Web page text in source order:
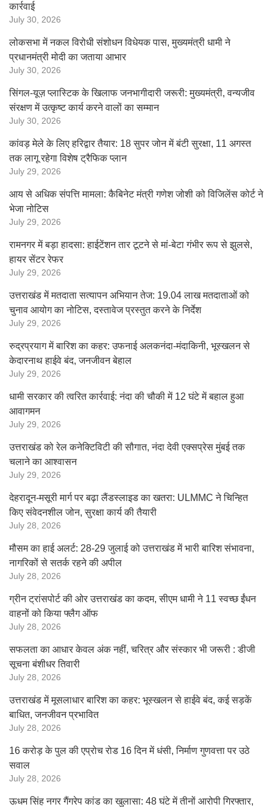
कार्रवाई
July 30, 2026
लोकसभा में नकल विरोधी संशोधन विधेयक पास, मुख्यमंत्री धामी ने
प्रधानमंत्री मोदी का जताया आभार
July 30, 2026
सिंगल-यूज़ प्लास्टिक के खिलाफ जनभागीदारी जरूरी: मुख्यमंत्री, वन्यजीव
संरक्षण में उत्कृष्ट कार्य करने वालों का सम्मान
July 30, 2026
कांवड़ मेले के लिए हरिद्वार तैयार: 18 सुपर जोन में बंटी सुरक्षा, 11 अगस्त
तक लागू रहेगा विशेष ट्रैफिक प्लान
July 29, 2026
आय से अधिक संपत्ति मामला: कैबिनेट मंत्री गणेश जोशी को विजिलेंस कोर्ट ने
भेजा नोटिस
July 29, 2026
रामनगर में बड़ा हादसा: हाईटेंशन तार टूटने से मां-बेटा गंभीर रूप से झुलसे,
हायर सेंटर रेफर
July 29, 2026
उत्तराखंड में मतदाता सत्यापन अभियान तेज: 19.04 लाख मतदाताओं को
चुनाव आयोग का नोटिस, दस्तावेज प्रस्तुत करने के निर्देश
July 29, 2026
रुद्रप्रयाग में बारिश का कहर: उफनाई अलकनंदा-मंदाकिनी, भूस्खलन से
केदारनाथ हाईवे बंद, जनजीवन बेहाल
July 29, 2026
धामी सरकार की त्वरित कार्रवाई: नंदा की चौकी में 12 घंटे में बहाल हुआ
आवागमन
July 29, 2026
उत्तराखंड को रेल कनेक्टिविटी की सौगात, नंदा देवी एक्सप्रेस मुंबई तक
चलाने का आश्वासन
July 29, 2026
देहरादून-मसूरी मार्ग पर बढ़ा लैंडस्लाइड का खतरा: ULMMC ने चिन्हित
किए संवेदनशील जोन, सुरक्षा कार्य की तैयारी
July 28, 2026
मौसम का हाई अलर्ट: 28-29 जुलाई को उत्तराखंड में भारी बारिश संभावना,
नागरिकों से सतर्क रहने की अपील
July 28, 2026
ग्रीन ट्रांसपोर्ट की ओर उत्तराखंड का कदम, सीएम धामी ने 11 स्वच्छ ईंधन
वाहनों को किया फ्लैग ऑफ
July 28, 2026
सफलता का आधार केवल अंक नहीं, चरित्र और संस्कार भी जरूरी : डीजी
सूचना बंशीधर तिवारी
July 28, 2026
उत्तराखंड में मूसलाधार बारिश का कहर: भूस्खलन से हाईवे बंद, कई सड़कें
बाधित, जनजीवन प्रभावित
July 28, 2026
16 करोड़ के पुल की एप्रोच रोड 16 दिन में धंसी, निर्माण गुणवत्ता पर उठे
सवाल
July 28, 2026
ऊधम सिंह नगर गैंगरेप कांड का खुलासा: 48 घंटे में तीनों आरोपी गिरफ्तार,